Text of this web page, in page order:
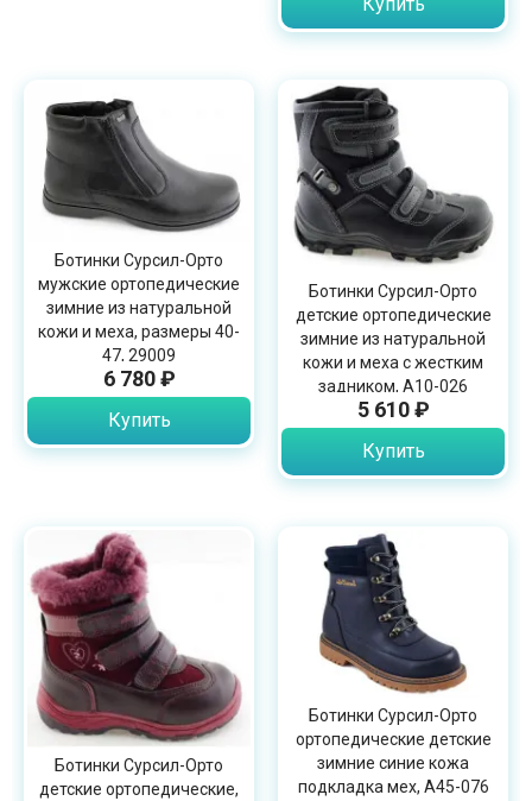
Ботинки Сурсил-Орто
мужские ортопедические
зимние из натуральной
кожи и меха, размеры 40-
47, 29009
6 780 ₽
Купить
Ботинки Сурсил-Орто
детские ортопедические
зимние из натуральной
кожи и меха с жестким
задником, А10-026
5 610 ₽
Купить
Ботинки Сурсил-Орто
детские ортопедические,
Ботинки Сурсил-Орто
ортопедические детские
зимние синие кожа
подкладка мех, А45-076